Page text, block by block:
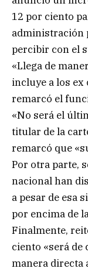
12 por ciento
administración
percibir con el
«Llega de
incluye a los ex
remarcó el
«No será el
titular de la
remarcó que
Por otra parte,
nacional han
a pesar de esa
por encima de
Finalmente,
ciento «será de
manera directa